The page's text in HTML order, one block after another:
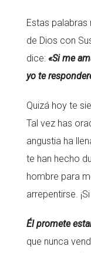
Estas
de Dios con
dice: «Si me
yo te
Quizá hoy te
Tal vez has
angustia ha
te han hecho
hombre para
arrepentirse.
Él promete
que nunca